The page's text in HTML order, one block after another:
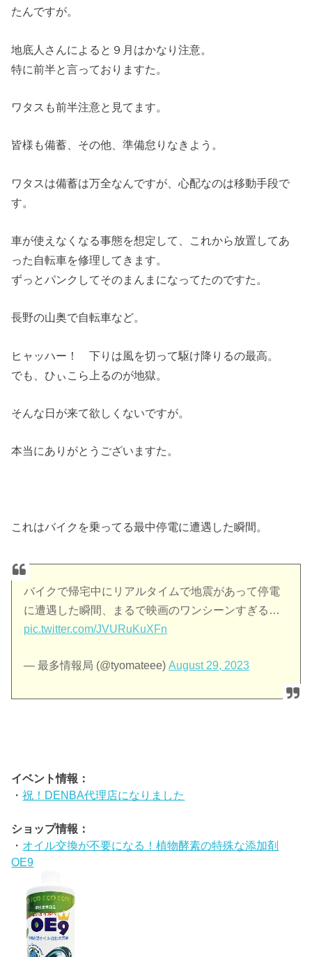
たんですが。
地底人さんによると９月はかなり注意。
特に前半と言っておりますた。
ワタスも前半注意と見てます。
皆様も備蓄、その他、準備怠りなきよう。
ワタスは備蓄は万全なんですが、心配なのは移動手段で
す。
車が使えなくなる事態を想定して、これから放置してあ
った自転車を修理してきます。
ずっとパンクしてそのまんまになってたのですた。
長野の山奥で自転車など。
ヒャッハー！ 下りは風を切って駆け降りるの最高。
でも、ひぃこら上るのが地獄。
そんな日が来て欲しくないですが。
本当にありがとうございますた。
これはバイクを乗ってる最中停電に遭遇した瞬間。
バイクで帰宅中にリアルタイムで地震があって停電
に遭遇した瞬間、まるで映画のワンシーンすぎる…
pic.twitter.com/JVURuKuXFn
— 最多情報局 (@tyomateee)August 29, 2023
イベント情報：
・祝！DENBA代理店になりました
ショップ情報：
・ オイル交換が不要になる！植物酵素の特殊な添加剤
OE9